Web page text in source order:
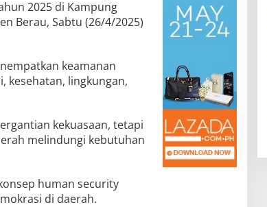
2025 di Kampung
Berau, Sabtu (26/4/2025)
keamanan
kesehatan, lingkungan,
kekuasaan, tetapi
melindungi kebutuhan
human security
di daerah.